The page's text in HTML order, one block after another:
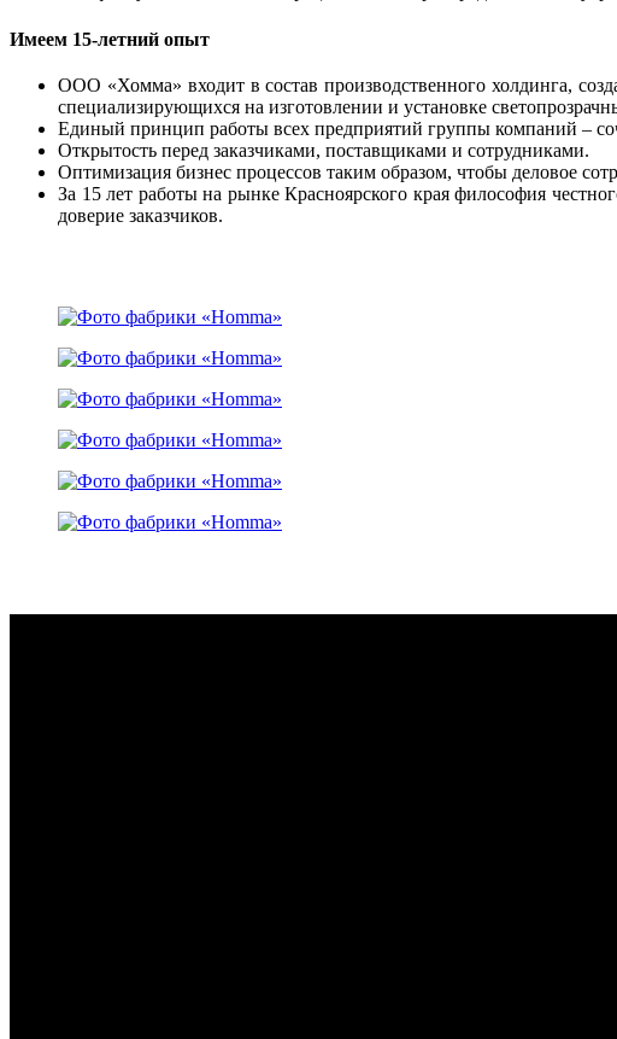
Имеем 15-летний опыт
ООО «Хомма» входит в состав производственного холдинга,
специализирующихся на изготовлении и установке
Единый принцип работы всех предприятий группы компаний –
Открытость перед заказчиками, поставщиками и сотрудниками.
Оптимизация бизнес процессов таким образом, чтобы деловое
За 15 лет работы на рынке Красноярского края философия
доверие заказчиков.